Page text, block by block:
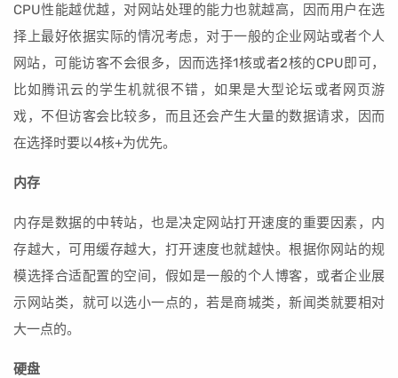
CPU性能越优越，对网站处理的能力也就越高，因而用户在选
择上最好依据实际的情况考虑，对于一般的企业网站或者个人
网站，可能访客不会很多，因而选择1核或者2核的CPU即可，
比如腾讯云的学生机就很不错，如果是大型论坛或者网页游
戏，不但访客会比较多，而且还会产生大量的数据请求，因而
在选择时要以4核+为优先。
内存
内存是数据的中转站，也是决定网站打开速度的重要因素，内
存越大，可用缓存越大，打开速度也就越快。根据你网站的规
模选择合适配置的空间，假如是一般的个人博客，或者企业展
示网站类，就可以选小一点的，若是商城类，新闻类就要相对
大一点的。
硬盘